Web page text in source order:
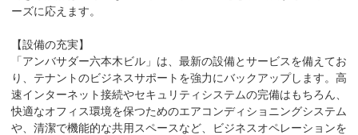
ーズに応えます。
【設備の充実】
「アンバサダー六本木ビル」は、最新の設備とサービスを備えてお
り、テナントのビジネスサポートを強力にバックアップします。高
速インターネット接続やセキュリティシステムの完備はもちろん、
快適なオフィス環境を保つためのエアコンディショニングシステム
や、清潔で機能的な共用スペースなど、ビジネスオペレーションを